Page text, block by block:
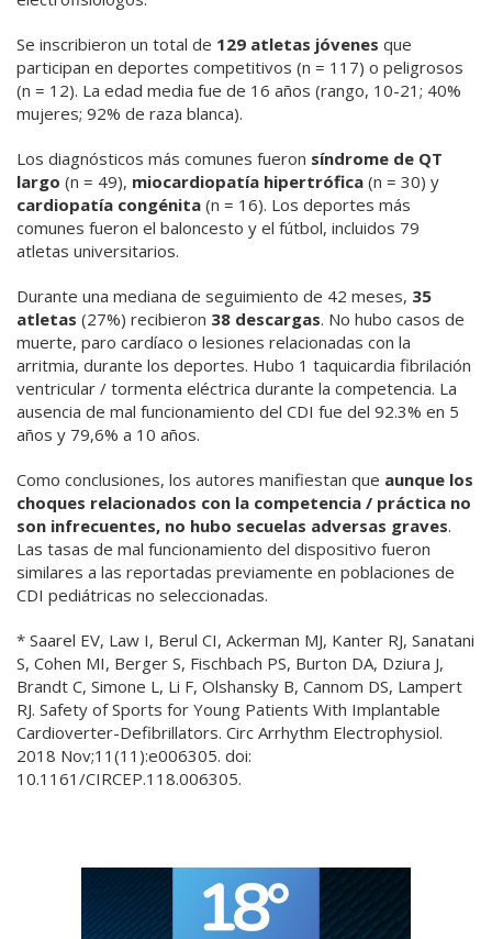
Se inscribieron un total de 129 atletas jóvenes que
participan en deportes competitivos (n = 117) o peligrosos
(n = 12). La edad media fue de 16 años (rango, 10-21; 40%
mujeres; 92% de raza blanca).
Los diagnósticos más comunes fueron síndrome de QT
largo (n = 49), miocardiopatía hipertrófica (n = 30) y
cardiopatía congénita (n = 16). Los deportes más
comunes fueron el baloncesto y el fútbol, ​​incluidos 79
atletas universitarios.
Durante una mediana de seguimiento de 42 meses, 35
atletas (27%) recibieron 38 descargas. No hubo casos de
muerte, paro cardíaco o lesiones relacionadas con la
arritmia, durante los deportes. Hubo 1 taquicardia fibrilación
ventricular / tormenta eléctrica durante la competencia. La
ausencia de mal funcionamiento del CDI fue del 92.3% en 5
años y 79,6% a 10 años.
Como conclusiones, los autores manifiestan que aunque los
choques relacionados con la competencia / práctica no
son infrecuentes, no hubo secuelas adversas graves.
Las tasas de mal funcionamiento del dispositivo fueron
similares a las reportadas previamente en poblaciones de
CDI pediátricas no seleccionadas.
* Saarel EV, Law I, Berul CI, Ackerman MJ, Kanter RJ, Sanatani
S, Cohen MI, Berger S, Fischbach PS, Burton DA, Dziura J,
Brandt C, Simone L, Li F, Olshansky B, Cannom DS, Lampert
RJ. Safety of Sports for Young Patients With Implantable
Cardioverter-Defibrillators. Circ Arrhythm Electrophysiol.
2018 Nov;11(11):e006305. doi:
10.1161/CIRCEP.118.006305.